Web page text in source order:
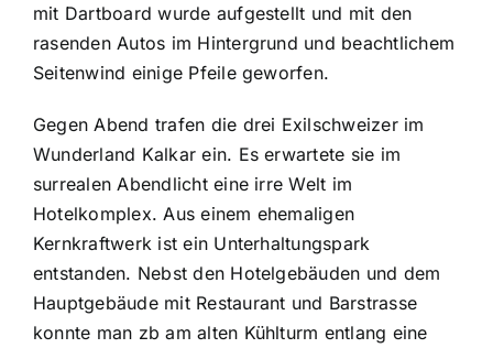
mit Dartboard wurde aufgestellt und mit den
rasenden Autos im Hintergrund und beachtlichem
Seitenwind einige Pfeile geworfen.
Gegen Abend trafen die drei Exilschweizer im
Wunderland Kalkar ein. Es erwartete sie im
surrealen Abendlicht eine irre Welt im
Hotelkomplex. Aus einem ehemaligen
Kernkraftwerk ist ein Unterhaltungspark
entstanden. Nebst den Hotelgebäuden und dem
Hauptgebäude mit Restaurant und Barstrasse
konnte man zb am alten Kühlturm entlang eine